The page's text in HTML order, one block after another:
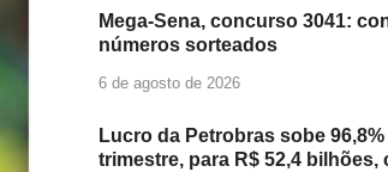
Mega-Sena, concurso 3041:
números sorteados
6 de agosto de 2026
Lucro da Petrobras sobe 96,8%
trimestre, para R$ 52,4 bilhões,